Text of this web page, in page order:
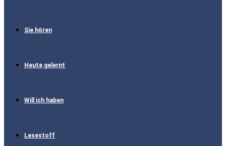
Sie hören
Heute gelernt
Will ich haben
Lesestoff